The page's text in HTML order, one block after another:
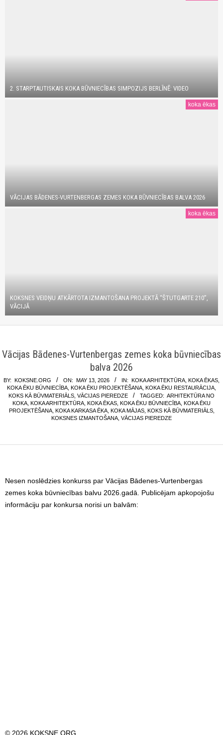
2. STARPTAUTISKAIS KOKA BŪVNIECĪBAS SIMPOZIJS BERLĪNĒ: VIDEO
koka ēkas
VĀCIJAS BĀDENES-VURTENBERGAS ZEMES KOKA BŪVNIECĪBAS BALVA 2026
koka ēkas
KOKSNES VEIDŅU ATKĀRTOTA IZMANTOŠANA PROJEKTĀ “ŠTUTGARTE 210”,
VĀCIJĀ
Vācijas Bādenes-Vurtenbergas zemes koka būvniecības
balva 2026
BY: KOKSNE.ORG ON: MAY 13, 2026 IN: KOKA ARHITEKTŪRA KOKA ĒKAS
KOKA ĒKU BŪVNIECĪBA
KOKA ĒKU PROJEKTĒŠANA KOKA ĒKU RESTAURĀCIJA
KOKS KĀ BŪVMATERIĀLS VĀCIJAS PIEREDZE TAGGED: ARHITEKTŪRA NO
KOKA
KOKA ARHITEKTŪRA KOKA ĒKAS KOKA ĒKU BŪVNIECĪBA
KOKA ĒKU
PROJEKTĒŠANA, KOKA KARKASA ĒKA, KOKA MĀJAS, KOKS KĀ BŪVMATERIĀLS,
KOKSNES IZMANTOŠANA VĀCIJAS PIEREDZE
Nesen noslēdzies konkurss par Vācijas Bādenes-Vurtenbergas
zemes koka būvniecības balvu 2026.gadā. Publicējam apkopojošu
informāciju par konkursa norisi un balvām:
© 2026 KOKSNE.ORG